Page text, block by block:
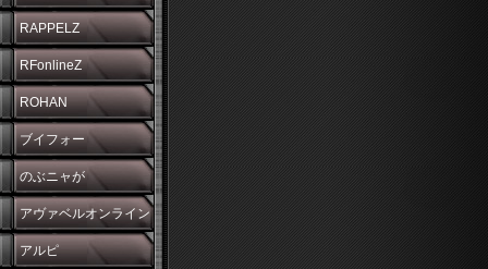
RAPPELZ
RFonlineZ
ROHAN
ブイフォー
のぶニャが
アヴァベルオンライン
アルピ